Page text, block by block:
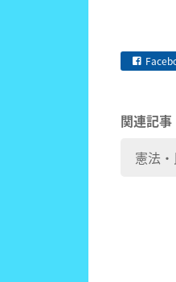
関連記事
憲法